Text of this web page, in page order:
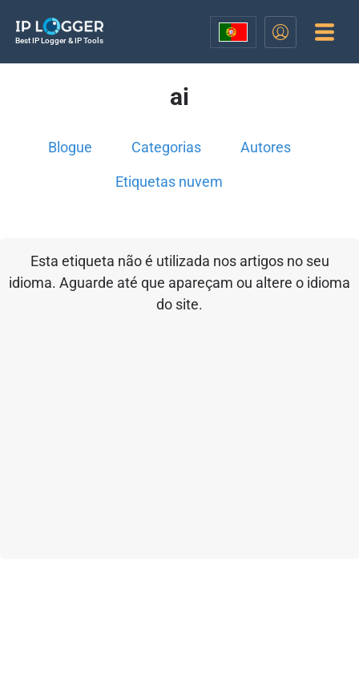
Best IP Logger & IP Tools
ai
Blogue Categorias Autores
Etiquetas nuvem